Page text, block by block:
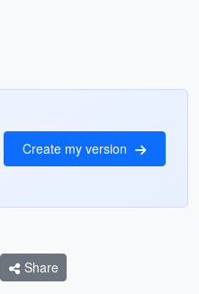
Create my version
Share